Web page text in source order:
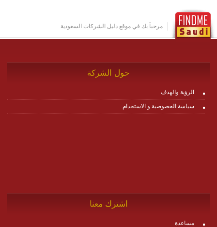
http://www.plutosms.com/zagel
مرحباً بك في موقع دليل الشركات السعودية
حول الشركة
الرؤية والهدف
سياسة الخصوصية و الاستخدام
اشترك معنا
مساعدة